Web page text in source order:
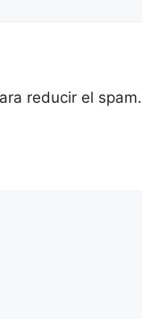
reducir el spam.